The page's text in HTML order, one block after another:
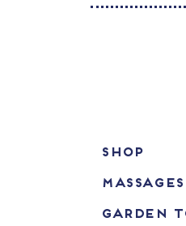
SHOP
MASSAGES
GARDEN